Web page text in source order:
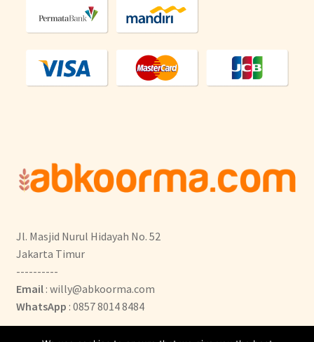
Jl. Masjid Nurul Hidayah No. 52
Jakarta Timur
----------
Email : willy@abkoorma.com
WhatsApp : 0857 8014 8484